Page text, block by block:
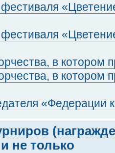
в котором
в котором
«Федерации
не только